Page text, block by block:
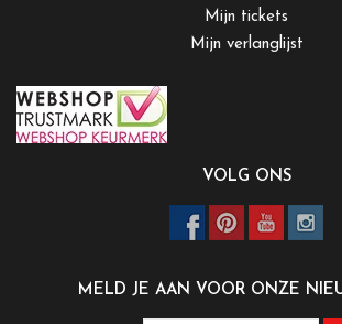
Mijn tickets
Mijn verlanglijst
VOLG ONS
MELD JE AAN VOOR ONZE